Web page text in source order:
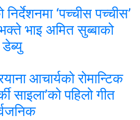
‘पच्चीस पच्चीस’
भक्ते भाइ अमित सुब्बाको
डेब्यु
आचार्यको रोमान्टिक
साइला’को पहिलो गीत